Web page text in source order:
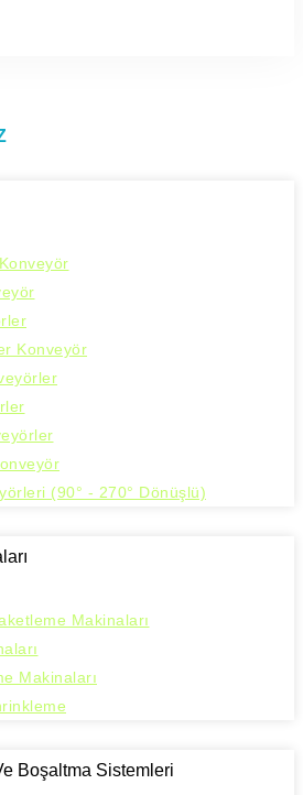
Konveyör
(90° - 270° Dönüşlü)
Makinaları
Makinaları
Boşaltma Sistemleri